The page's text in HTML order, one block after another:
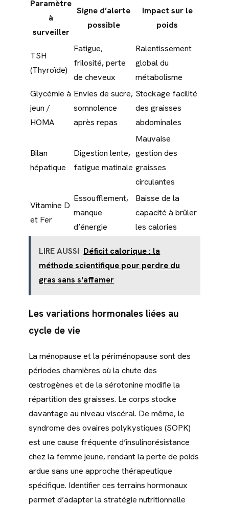
Paramètre
à
surveiller
Signe d’alerte
possible
Impact sur le
poids
TSH
(Thyroïde)
Fatigue,
frilosité, perte
de cheveux
Ralentissement
global du
métabolisme
Glycémie à
jeun /
HOMA
Envies de sucre,
somnolence
après repas
Stockage facilité
des graisses
abdominales
Bilan
hépatique
Digestion lente,
fatigue matinale
Mauvaise
gestion des
graisses
circulantes
Vitamine D
et Fer
Essoufflement,
manque
d’énergie
Baisse de la
capacité à brûler
les calories
LIRE AUSSI Déficit calorique : la
méthode scientifique pour perdre du
gras sans s'affamer
Les variations hormonales liées au
cycle de vie
La ménopause et la périménopause sont des
périodes charnières où la chute des
œstrogènes et de la sérotonine modifie la
répartition des graisses. Le corps stocke
davantage au niveau viscéral. De même, le
syndrome des ovaires polykystiques (SOPK)
est une cause fréquente d’insulinorésistance
chez la femme jeune, rendant la perte de poids
ardue sans une approche thérapeutique
spécifique. Identifier ces terrains hormonaux
permet d’adapter la stratégie nutritionnelle